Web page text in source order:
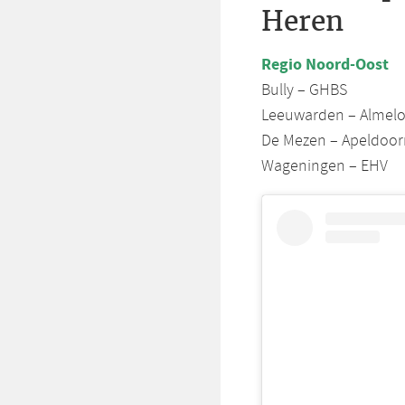
Heren
Regio Noord-Oost
Bully – GHBS
Leeuwarden – Almelo
De Mezen –
Wageningen – EHV